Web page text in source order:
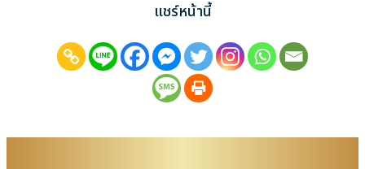
แชร์หน้านี้